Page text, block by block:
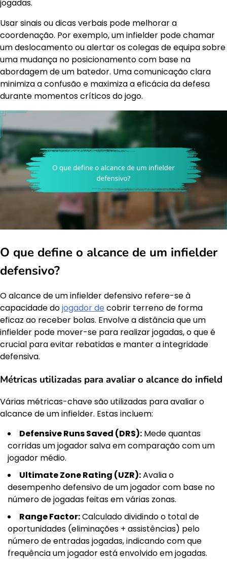
jogadas.
Usar sinais ou dicas verbais pode melhorar a
coordenação. Por exemplo, um infielder pode chamar
um deslocamento ou alertar os colegas de equipa sobre
uma mudança no posicionamento com base na
abordagem de um batedor. Uma comunicação clara
minimiza a confusão e maximiza a eficácia da defesa
durante momentos críticos do jogo.
O que define o alcance de um infielder
defensivo?
O alcance de um infielder defensivo refere-se à
capacidade dojogador de cobrir terreno de forma
eficaz ao receber bolas. Envolve a distância que um
infielder pode mover-se para realizar jogadas, o que é
crucial para evitar rebatidas e manter a integridade
defensiva.
Métricas utilizadas para avaliar o alcance do infield
Várias métricas-chave são utilizadas para avaliar o
alcance de um infielder. Estas incluem:
Defensive Runs Saved (DRS): Mede quantas
corridas um jogador salva em comparação com um
jogador médio.
Ultimate Zone Rating (UZR):Avalia o
desempenho defensivo de um jogador com base no
número de jogadas feitas em várias zonas.
Range Factor:Calculado dividindo o total de
oportunidades (eliminações + assistências) pelo
número de entradas jogadas, indicando com que
frequência um jogador está envolvido em jogadas.